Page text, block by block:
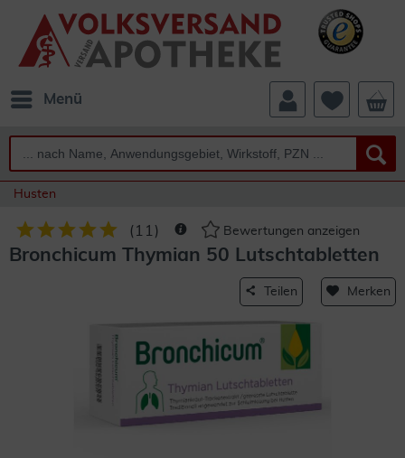
Menü
Husten
( 11 ) Bewertungen anzeigen
Bronchicum Thymian 50 Lutschtabletten
Teilen Merken